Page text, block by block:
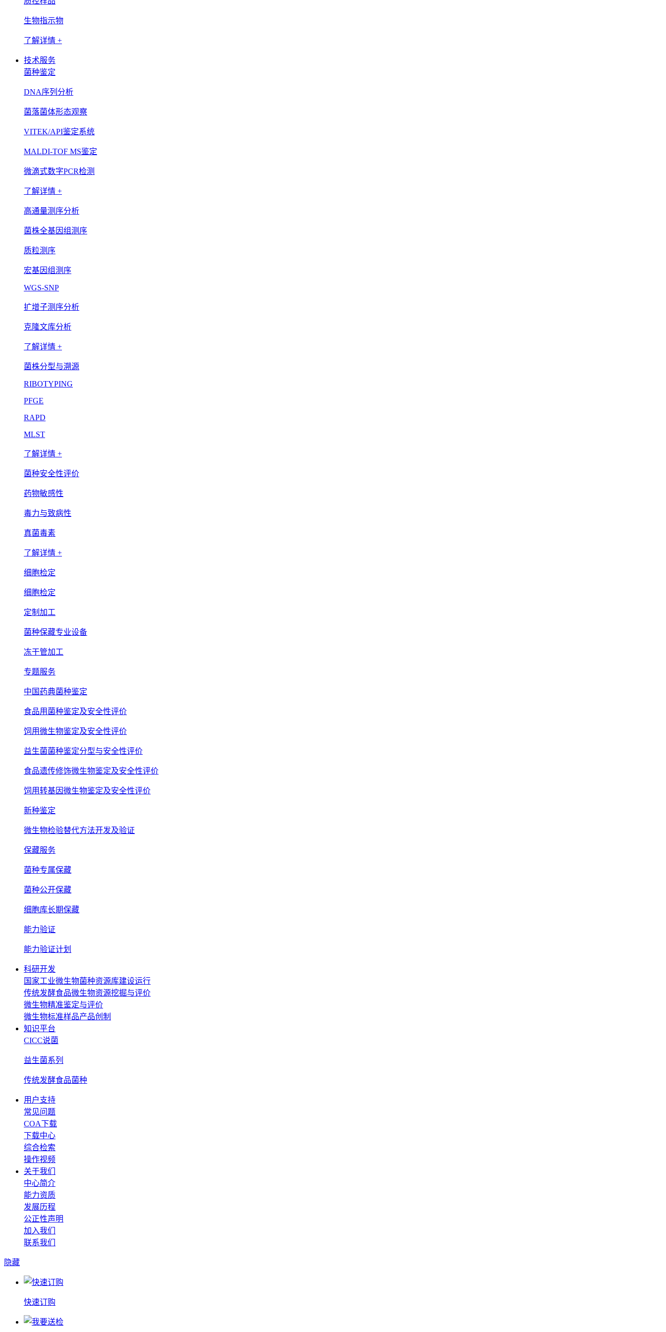
生物指示物
了解详情 +
技术服务
菌种鉴定
DNA序列分析
菌落菌体形态观察
VITEK/API鉴定系统
MALDI-TOF MS鉴定
微滴式数字PCR检测
了解详情 +
高通量测序分析
菌株全基因组测序
质粒测序
宏基因组测序
WGS-SNP
扩增子测序分析
克隆文库分析
了解详情 +
菌株分型与溯源
RIBOTYPING
PFGE
RAPD
MLST
了解详情 +
菌种安全性评价
药物敏感性
毒力与致病性
真菌毒素
了解详情 +
细胞检定
细胞检定
定制加工
菌种保藏专业设备
冻干管加工
专题服务
中国药典菌种鉴定
食品用菌种鉴定及安全性评价
饲用微生物鉴定及安全性评价
益生菌菌种鉴定分型与安全性评价
食品遗传修饰微生物鉴定及安全性评价
饲用转基因微生物鉴定及安全性评价
新种鉴定
微生物检验替代方法开发及验证
保藏服务
菌种专属保藏
菌种公开保藏
细胞库长期保藏
能力验证
能力验证计划
科研开发
国家工业微生物菌种资源库建设运行
传统发酵食品微生物资源挖掘与评价
微生物精准鉴定与评价
微生物标准样品产品创制
知识平台
CICC说菌
益生菌系列
传统发酵食品菌种
用户支持
常见问题
COA下载
下载中心
综合检索
操作视频
关于我们
中心简介
能力资质
发展历程
公正性声明
加入我们
联系我们
隐藏
快速订购